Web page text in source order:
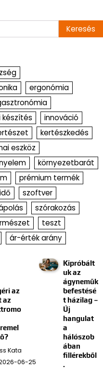
ergonómia
készítés
innováció
kertészkedés
eszköz
környezetbarát
prémium termék
szoftver
szórakozás
teszt
ár-érték arány
az
az
Kata
06-25
Kipróbált
uk az
ágyneműk
befestésé
t házilag –
Új
hangulat
a
hálószob
ában
fillérekből
.